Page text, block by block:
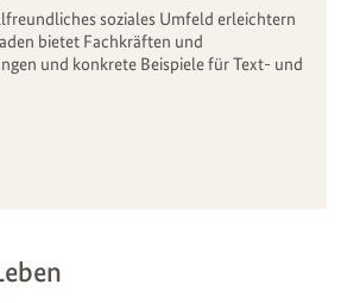
soziales Umfeld erleichtern
bietet Fachkräften und
und konkrete Beispiele für Text- und